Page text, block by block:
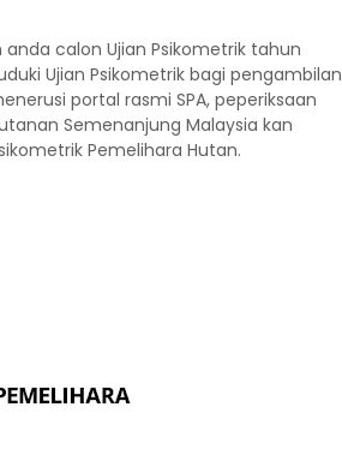
anda calon Ujian Psikometrik tahun
Ujian Psikometrik bagi pengambilan
portal rasmi SPA, peperiksaan
Semenanjung Malaysia kan
Pemelihara Hutan.